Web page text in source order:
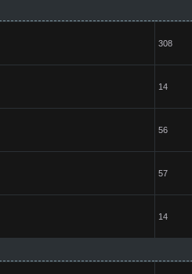
308
14
56
57
14